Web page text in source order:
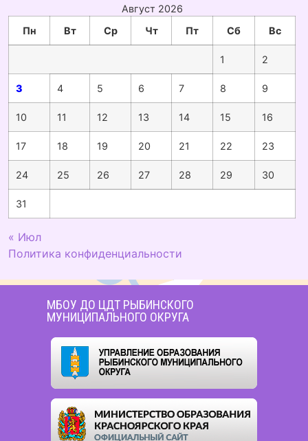
Август 2026
Пн
Вт Ср Чт Пт Сб Вс
1 2
3 4 5 6 7 8 9
10 11 12 13 14 15 16
17 18 19 20 21 22 23
24 25 26 27 28 29 30
31
« Июл
Политика конфиденциальности
МБОУ ДО ЦДТ РЫБИНСКОГО
МУНИЦИПАЛЬНОГО ОКРУГА